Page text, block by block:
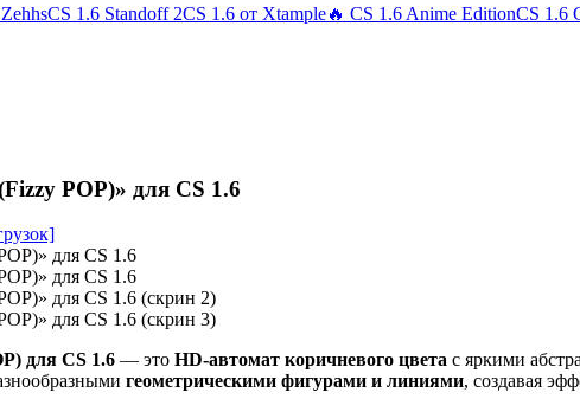
CS 1.6 Standoff 2CS 1.6 от Xtample🔥 CS 1.6 Anime EditionCS 1.6
POP)» для CS 1.6
для CS 1.6 — это HD-автомат коричневого цвета с яркими
геометрическими фигурами и линиями, создавая